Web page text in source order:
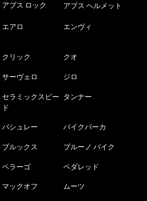
アブス ロック アブス ヘルメット
エアロ エンヴィ
クリック クオ
サーヴェロ ジロ
セラミックスピー
ド
タンナー
パシュレー バイクパーカ
ブルックス ブルーノ バイク
ペラーゴ ペダレッド
マックオフ ムーツ